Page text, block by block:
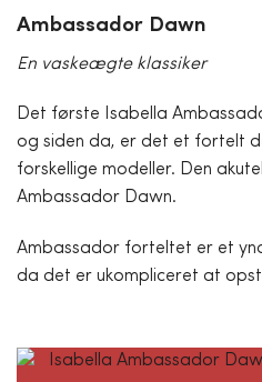
Ambassador Dawn
En vaskeægte klassiker
Det første Isabella
og siden da, er det et fortelt
forskellige modeller. Den
Ambassador Dawn.
Ambassador forteltet er et
da det er ukompliceret at